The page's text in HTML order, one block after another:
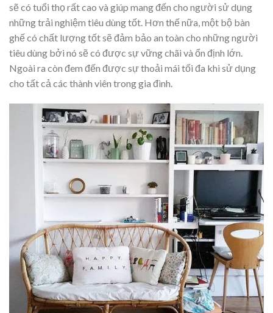
sẽ có tuổi thọ rất cao và giúp mang đến cho người sử dụng
những trải nghiệm tiêu dùng tốt. Hơn thế nữa, một bộ bàn
ghế có chất lượng tốt sẽ đảm bảo an toàn cho những người
tiêu dùng bởi nó sẽ có được sự vững chãi và ổn định lớn.
Ngoài ra còn đem đến được sự thoải mái tối đa khi sử dụng
cho tất cả các thành viên trong gia đình.